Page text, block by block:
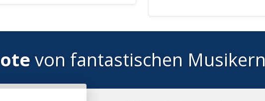
von fantastischen Musikern